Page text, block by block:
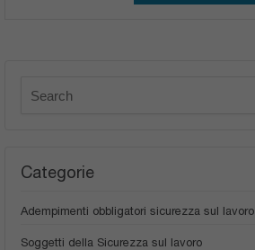
Categorie
Adempimenti obbligatori sicurezza sul lavoro
Soggetti della Sicurezza sul lavoro